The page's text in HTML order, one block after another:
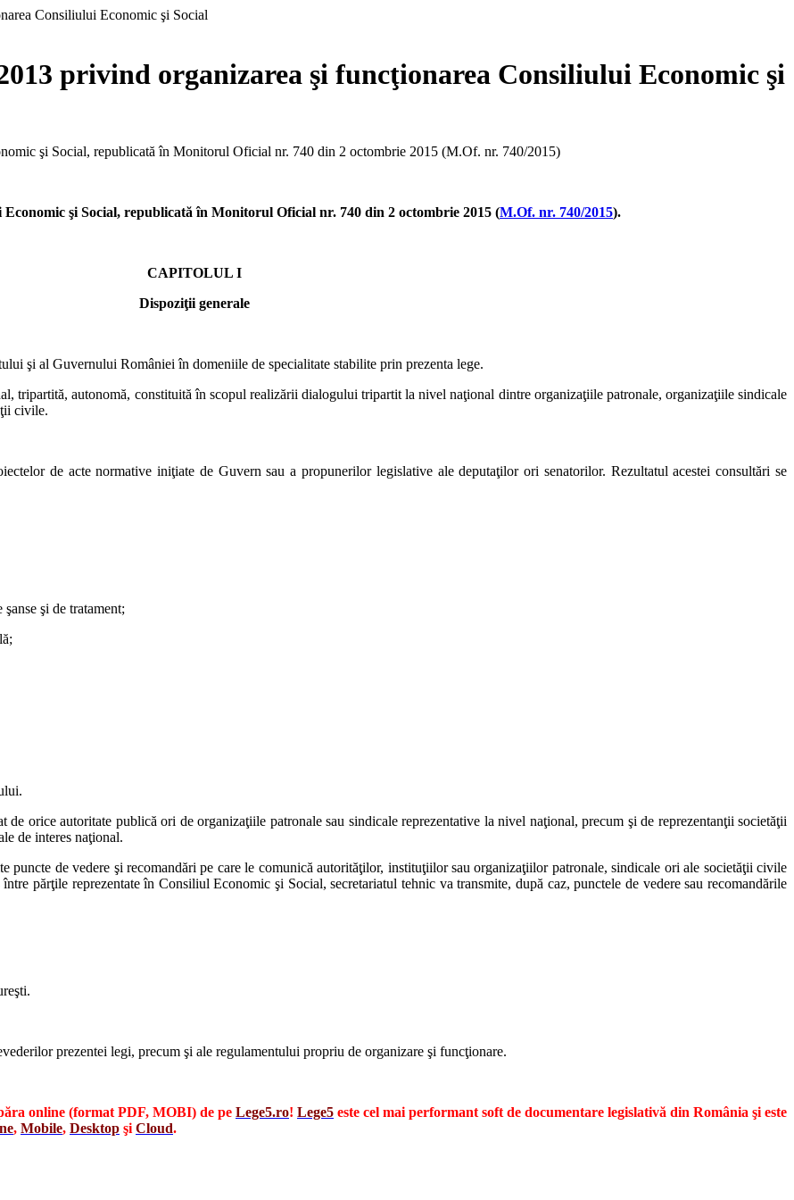
privind organizarea şi funcţionarea Consiliului Economic şi
şi Social, republicată în Monitorul Oficial nr. 740 din 2 octombrie 2015 (M.Of. nr. 740/2015)
şi Social, republicată în Monitorul Oficial nr. 740 din 2 octombrie 2015 (M.Of. nr. 740/2015).
CAPITOLUL I
Dispoziţii generale
şi al Guvernului României în domeniile de specialitate stabilite prin prezenta lege.
tripartită, autonomă, constituită în scopul realizării dialogului tripartit la nivel naţional dintre organizaţiile patronale, organizaţiile sindicale
civile.
de acte normative iniţiate de Guvern sau a propunerilor legislative ale deputaţilor ori senatorilor. Rezultatul acestei consultări se
şi de tratament;
de orice autoritate publică ori de organizaţiile patronale sau sindicale reprezentative la nivel naţional, precum şi de reprezentanţii societăţii
de interes naţional.
de vedere şi recomandări pe care le comunică autorităţilor, instituţiilor sau organizaţiilor patronale, sindicale ori ale societăţii civile
părţile reprezentate în Consiliul Economic şi Social, secretariatul tehnic va transmite, după caz, punctele de vedere sau recomandările
prezentei legi, precum şi ale regulamentului propriu de organizare şi funcţionare.
online (format PDF, MOBI) de pe Lege5.ro! Lege5 este cel mai performant soft de documentare legislativă din România şi este
, Mobile, Desktop şi Cloud.